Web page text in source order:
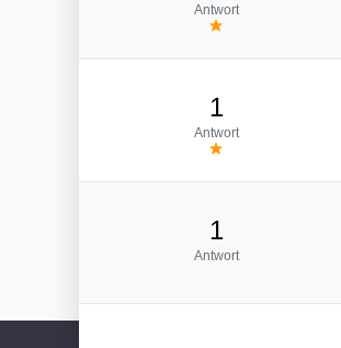
Antwort
1
Antwort
1
Antwort